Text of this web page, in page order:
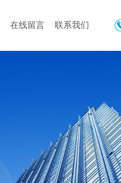
在线留言 联系我们